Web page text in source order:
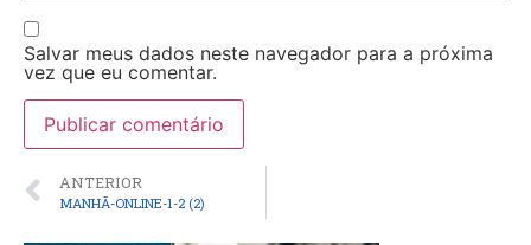
Salvar meus dados neste navegador para a próxima
vez que eu comentar.
ANTERIOR
MANHÃ-ONLINE-1-2 (2)